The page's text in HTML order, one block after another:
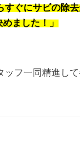
すぐにサビの除去
ました！」
ッフ一同精進して